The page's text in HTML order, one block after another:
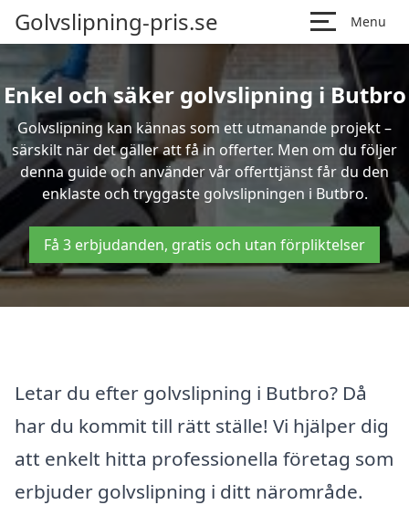
Golvslipning-pris.se Menu
Enkel och säker golvslipning i Butbro
Golvslipning kan kännas som ett utmanande projekt –
särskilt när det gäller att få in offerter. Men om du följer
denna guide och använder vår offerttjänst får du den
enklaste och tryggaste golvslipningen i Butbro.
Få 3 erbjudanden, gratis och utan förpliktelser
Letar du efter golvslipning i Butbro? Då
har du kommit till rätt ställe! Vi hjälper dig
att enkelt hitta professionella företag som
erbjuder golvslipning i ditt närområde.